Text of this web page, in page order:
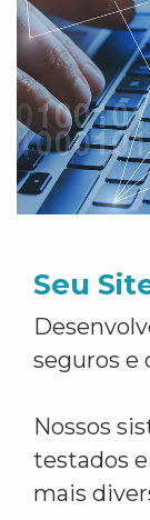
Seu
seguros e
Nossos
testados
mais